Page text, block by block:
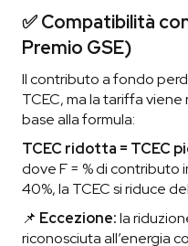
✅ Compatibilità
Premio GSE)
Il contributo a fondo
TCEC, ma la tariffa
base alla formula:
TCEC ridotta = TCEC
dove F = % di contributo
40%, la TCEC si riduce
📌 Eccezione:la
riconosciuta all’energia